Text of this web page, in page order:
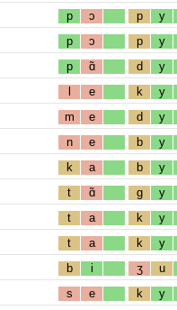
p ɔ p y
p ɔ p y
p ɑ̃ d y
l e k y
m e d y
n e b y
k a b y
t ɑ̃ g y
t a k y
t a k y
b i ʒ u
s e k y